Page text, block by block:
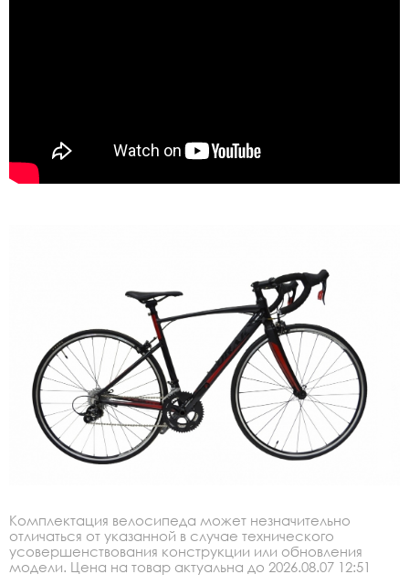
Комплектация велосипеда может незначительно
отличаться от указанной в случае технического
усовершенствования конструкции или обновления
модели. Цена на товар актуальна до 2026.08.07 12:51